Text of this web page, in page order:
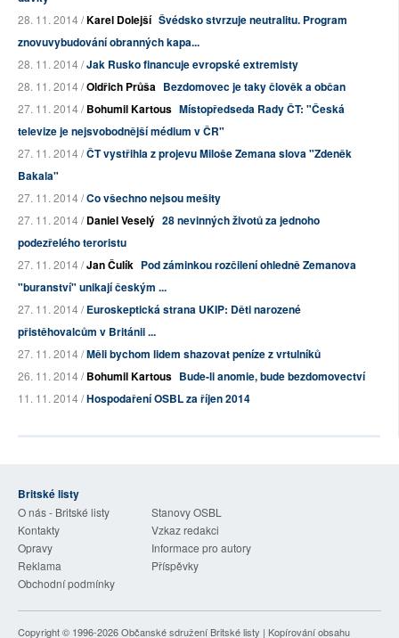
28. 11. 2014 /Karel Dolejší Švédsko stvrzuje neutralitu. Program
znovuvybudování obranných kapa...
28. 11. 2014 /Jak Rusko financuje evropské extremisty
28. 11. 2014 /Oldřich Průša Bezdomovec je taky člověk a občan
27. 11. 2014 /Bohumil Kartous Místopředseda Rady ČT: "Česká
televize je nejsvobodnější médium v ČR"
27. 11. 2014 /ČT vystřihla z projevu Miloše Zemana slova "Zdeněk
Bakala"
27. 11. 2014 /Co všechno nejsou mešity
27. 11. 2014 /Daniel Veselý 28 nevinných životů za jednoho
podezřelého teroristu
27. 11. 2014 /Jan Čulík Pod záminkou rozčilení ohledně Zemanova
"buranství" unikají českým ...
27. 11. 2014 /Euroskeptická strana UKIP: Děti narozené
přistěhovalcům v Británii ...
27. 11. 2014 /Měli bychom lidem shazovat peníze z vrtulníků
26. 11. 2014 /Bohumil Kartous Bude-li anomie, bude bezdomovectví
11. 11. 2014 /Hospodaření OSBL za říjen 2014
Britské listy
O nás - Britské listy
Stanovy OSBL
Kontakty
Vzkaz redakci
Opravy
Informace pro autory
Reklama
Příspěvky
Obchodní podmínky
Copyright © 1996-2026Občanské sdružení Britské listy | Kopírování obsahu